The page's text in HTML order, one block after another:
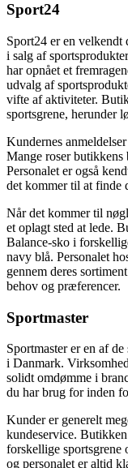
Sport24
Sport24 er en velkendt
i salg af
har opnået et
udvalg af
vifte af aktiviteter.
sportsgrene, herunder
Kundernes
Mange roser butikkens
Personalet er også
det kommer til at finde
Når det kommer til
et oplagt sted at lede.
Balance-sko i
navy blå. Personalet
gennem deres
behov og præferencer.
Sportmaster
Sportmaster er en af
i Danmark.
solidt omdømme i
du har brug for inden
Kunder er generelt
kundeservice.
forskellige sportsgrene
og personalet er altid